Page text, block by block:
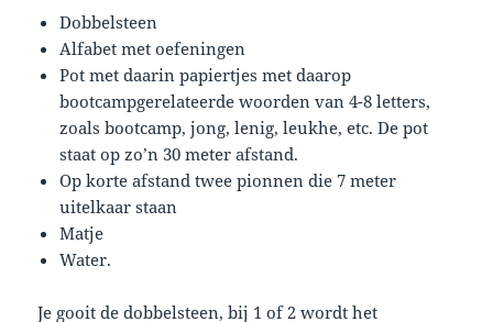
Dobbelsteen
Alfabet met oefeningen
Pot met daarin papiertjes met daarop
bootcampgerelateerde woorden van 4-8 letters,
zoals bootcamp, jong, lenig, leukhe, etc. De pot
staat op zo’n 30 meter afstand.
Op korte afstand twee pionnen die 7 meter
uitelkaar staan
Matje
Water.
Je gooit de dobbelsteen, bij 1 of 2 wordt het